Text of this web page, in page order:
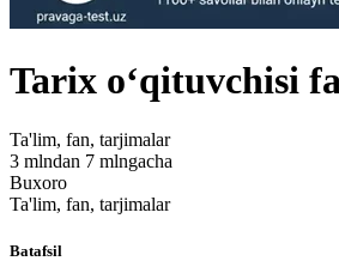
Tarix oʻqituvchisi
Ta'lim, fan, tarjimalar
3 mlndan 7 mlngacha
Buxoro
Ta'lim, fan, tarjimalar
Batafsil